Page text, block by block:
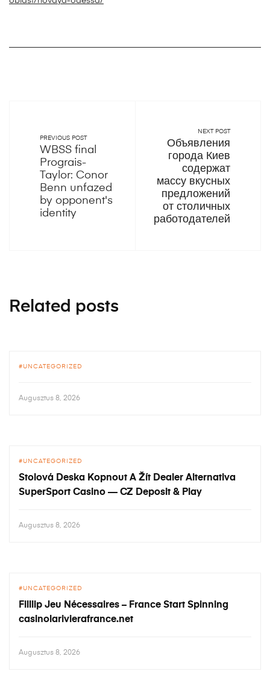
PREVIOUS POST
WBSS final
Prograis-
Taylor: Conor
Benn unfazed
by opponent's
identity
NEXT POST
Объявления
города Киев
содержат
массу вкусных
предложений
от столичных
работодателей
Related posts
UNCATEGORIZED
Augusztus 8, 2026
UNCATEGORIZED
Stolová Deska Kopnout A Žít Dealer Alternativa
SuperSport Casino — CZ Deposit & Play
Augusztus 8, 2026
UNCATEGORIZED
Filllip Jeu Nécessaires – France Start Spinning
casinolarivierafrance.net
Augusztus 8, 2026